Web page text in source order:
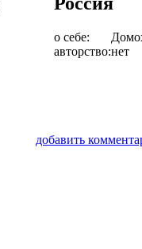
о себе:
авторство:нет
добавить